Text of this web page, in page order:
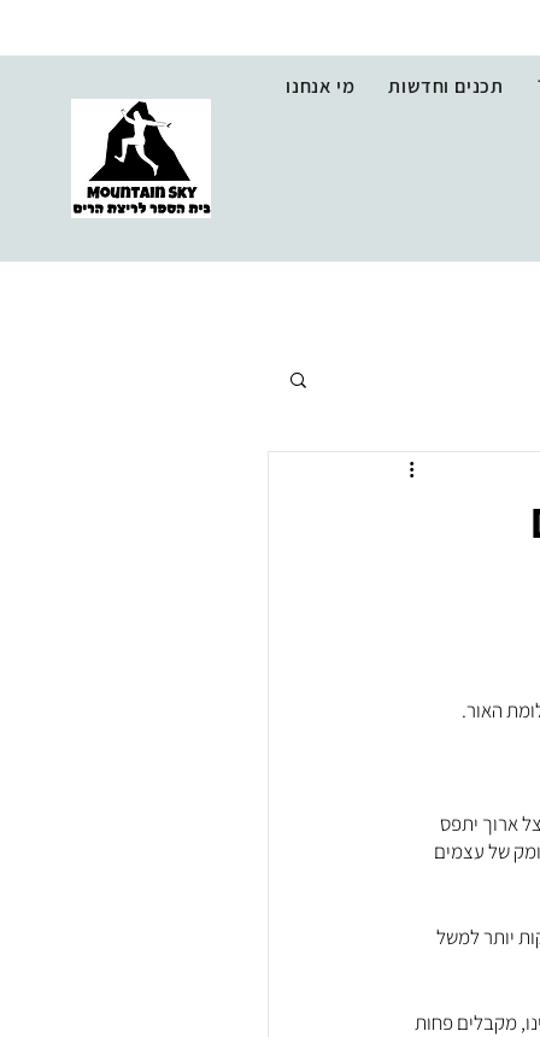
תכנים וחדשות מי אנחנו
האור.
ארוך יתפס
של עצמים
יותר למשל
מקבלים פחות